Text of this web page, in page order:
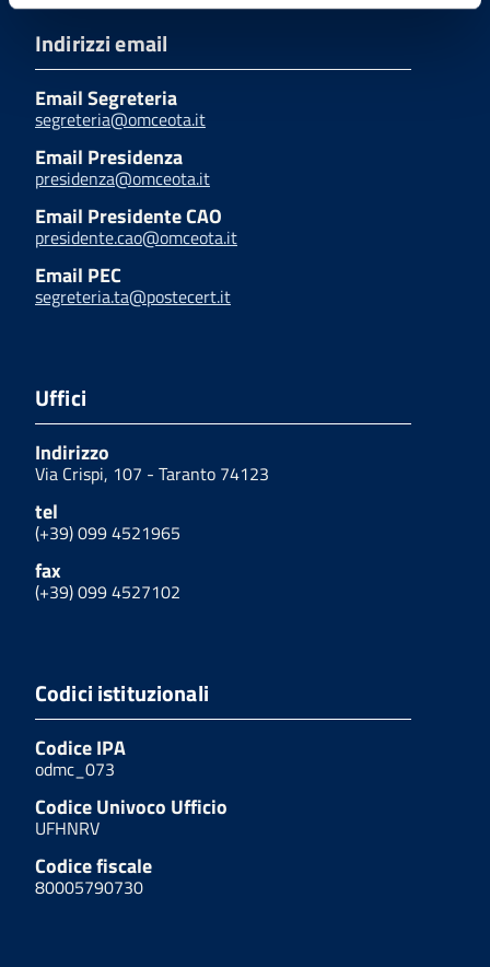
Indirizzi email
Email Segreteria
segreteria@omceota.it
Email Presidenza
presidenza@omceota.it
Email Presidente CAO
presidente.cao@omceota.it
Email PEC
segreteria.ta@postecert.it
Uffici
Indirizzo
Via Crispi, 107 - Taranto 74123
tel
(+39) 099 4521965
fax
(+39) 099 4527102
Codici istituzionali
Codice IPA
odmc_073
Codice Univoco Ufficio
UFHNRV
Codice fiscale
80005790730